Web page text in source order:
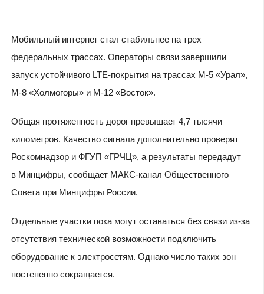
Мобильный интернет стал стабильнее на трех
федеральных трассах. Операторы связи завершили
запуск устойчивого LTE-покрытия на трассах М-5 «Урал»,
М-8 «Холмогоры» и М-12 «Восток».
Общая протяженность дорог превышает 4,7 тысячи
километров. Качество сигнала дополнительно проверят
Роскомнадзор и ФГУП «ГРЧЦ», а результаты передадут
в Минцифры, сообщает МАКС-канал Общественного
Совета при Минцифры России.
Отдельные участки пока могут оставаться без связи из-за
отсутствия технической возможности подключить
оборудование к электросетям. Однако число таких зон
постепенно сокращается.